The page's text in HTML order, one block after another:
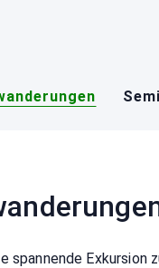
spannende Exkursion